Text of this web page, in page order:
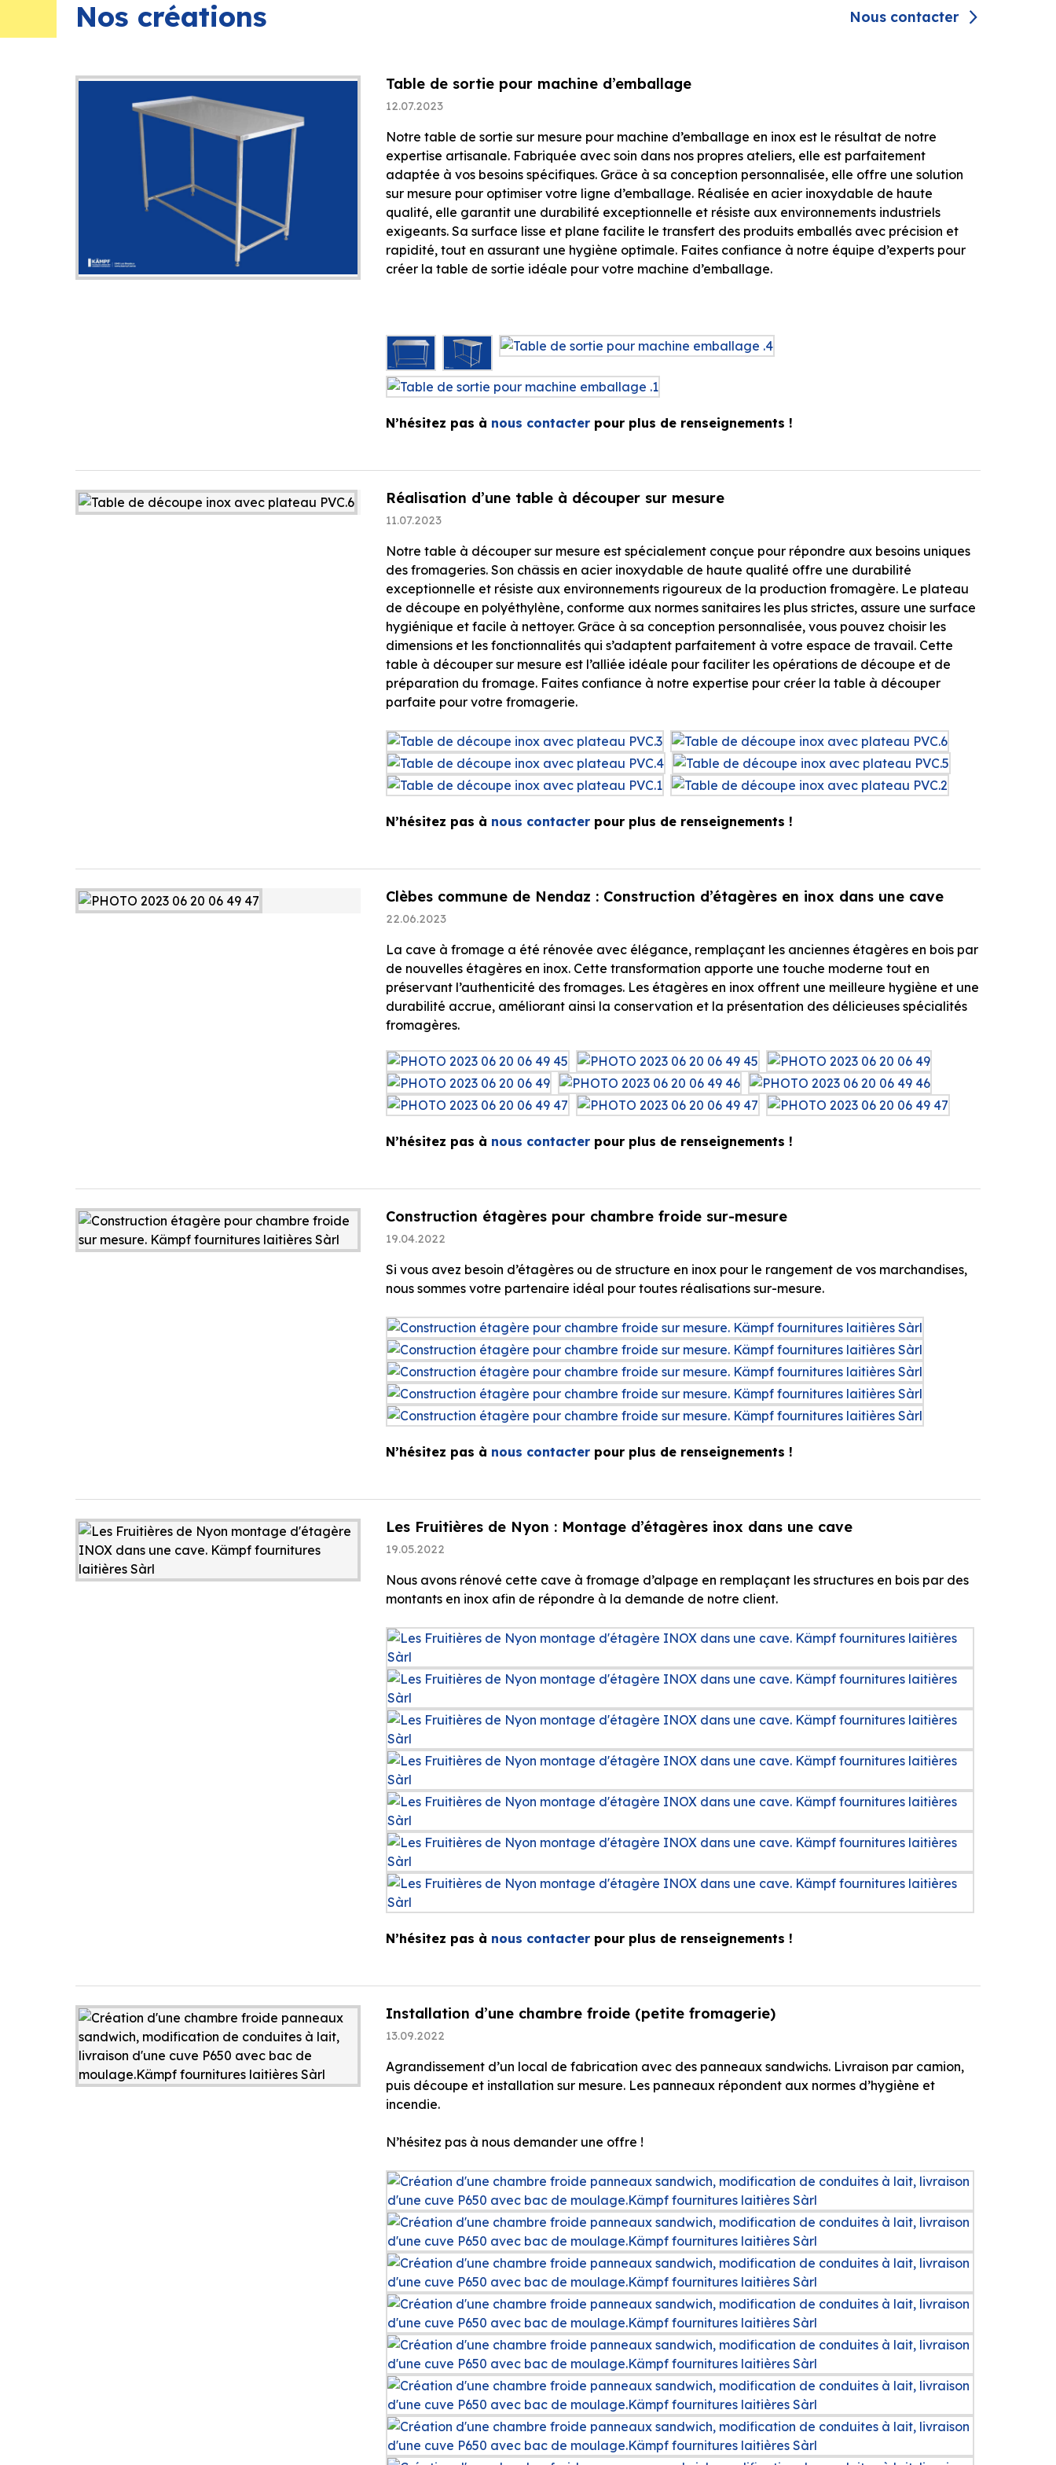
Nos créations Nous contacter
Table de sortie pour machine d’emballage
12.07.2023
Notre table de sortie sur mesure pour machine d’emballage en inox est le résultat de notre
expertise artisanale. Fabriquée avec soin dans nos propres ateliers, elle est parfaitement
adaptée à vos besoins spécifiques. Grâce à sa conception personnalisée, elle offre une solution
sur mesure pour optimiser votre ligne d’emballage. Réalisée en acier inoxydable de haute
qualité, elle garantit une durabilité exceptionnelle et résiste aux environnements industriels
exigeants. Sa surface lisse et plane facilite le transfert des produits emballés avec précision et
rapidité, tout en assurant une hygiène optimale. Faites confiance à notre équipe d’experts pour
créer la table de sortie idéale pour votre machine d’emballage.
N’hésitez pas à nous contacterpour plus de renseignements !
Réalisation d’une table à découper sur mesure
11.07.2023
Notre table à découper sur mesure est spécialement conçue pour répondre aux besoins uniques
des fromageries. Son châssis en acier inoxydable de haute qualité offre une durabilité
exceptionnelle et résiste aux environnements rigoureux de la production fromagère. Le plateau
de découpe en polyéthylène, conforme aux normes sanitaires les plus strictes, assure une surface
hygiénique et facile à nettoyer. Grâce à sa conception personnalisée, vous pouvez choisir les
dimensions et les fonctionnalités qui s’adaptent parfaitement à votre espace de travail. Cette
table à découper sur mesure est l’alliée idéale pour faciliter les opérations de découpe et de
préparation du fromage. Faites confiance à notre expertise pour créer la table à découper
parfaite pour votre fromagerie.
N’hésitez pas à nous contacterpour plus de renseignements !
Clèbes commune de Nendaz : Construction d’étagères en inox dans une cave
22.06.2023
La cave à fromage a été rénovée avec élégance, remplaçant les anciennes étagères en bois par
de nouvelles étagères en inox. Cette transformation apporte une touche moderne tout en
préservant l’authenticité des fromages. Les étagères en inox offrent une meilleure hygiène et une
durabilité accrue, améliorant ainsi la conservation et la présentation des délicieuses spécialités
fromagères.
N’hésitez pas à nous contacterpour plus de renseignements !
Construction étagères pour chambre froide sur-mesure
19.04.2022
Si vous avez besoin d’étagères ou de structure en inox pour le rangement de vos marchandises,
nous sommes votre partenaire idéal pour toutes réalisations sur-mesure.
N’hésitez pas à nous contacterpour plus de renseignements !
Les Fruitières de Nyon : Montage d’étagères inox dans une cave
19.05.2022
Nous avons rénové cette cave à fromage d’alpage en remplaçant les structures en bois par des
montants en inox afin de répondre à la demande de notre client.
N’hésitez pas à nous contacterpour plus de renseignements !
Installation d’une chambre froide (petite fromagerie)
13.09.2022
Agrandissement d’un local de fabrication avec des panneaux sandwichs. Livraison par camion,
puis découpe et installation sur mesure. Les panneaux répondent aux normes d’hygiène et
incendie.
N’hésitez pas à nous demander une offre !